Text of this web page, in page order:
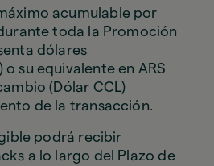
acumulable por
toda la Promoción
dólares
su equivalente en ARS
(Dólar CCL)
de la transacción.
podrá recibir
a lo largo del Plazo de